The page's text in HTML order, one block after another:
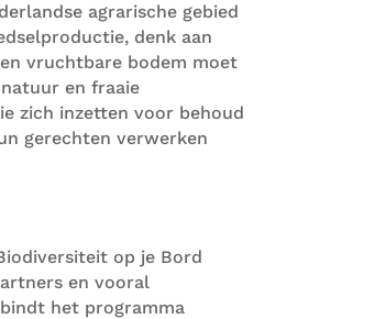
agrarische gebied
denk aan
vruchtbare bodem moet
en fraaie
zich inzetten voor behoud
gerechten verwerken
op je Bord
en vooral
t het programma